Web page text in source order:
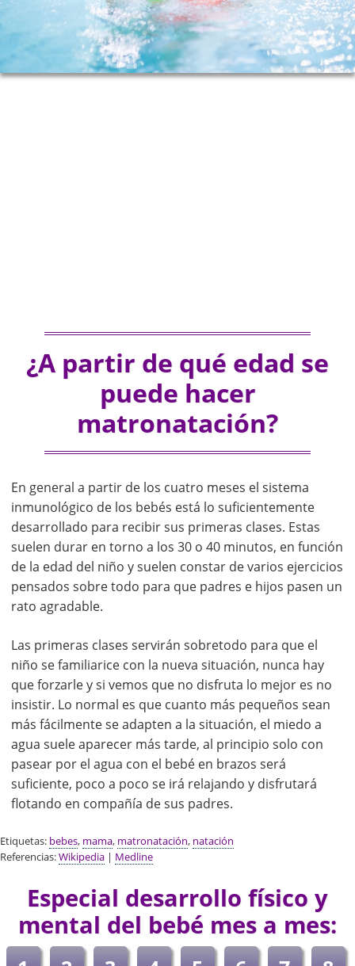
¿A partir de qué edad se
puede hacer
matronatación?
En general a partir de los cuatro meses el sistema
inmunológico de los bebés está lo suficientemente
desarrollado para recibir sus primeras clases. Estas
suelen durar en torno a los 30 o 40 minutos, en función
de la edad del niño y suelen constar de varios ejercicios
pensados sobre todo para que padres e hijos pasen un
rato agradable.
Las primeras clases servirán sobretodo para que el
niño se familiarice con la nueva situación, nunca hay
que forzarle y si vemos que no disfruta lo mejor es no
insistir. Lo normal es que cuanto más pequeños sean
más fácilmente se adapten a la situación, el miedo a
agua suele aparecer más tarde, al principio solo con
pasear por el agua con el bebé en brazos será
suficiente, poco a poco se irá relajando y disfrutará
flotando en compañía de sus padres.
Etiquetas: bebes, mama, matronatación, natación
Referencias:Wikipedia | Medline
Especial desarrollo físico y
mental del bebé mes a mes: